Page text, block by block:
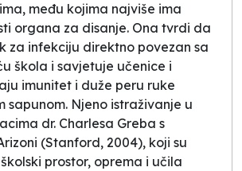
među kojima najviše ima
organa za disanje. Ona tvrdi da
za infekciju direktno povezan sa
škola i savjetuje učenice i
imunitet i duže peru ruke
sapunom. Njeno istraživanje u
dr. Charlesa Greba s
(Stanford, 2004), koji su
prostor, oprema i učila